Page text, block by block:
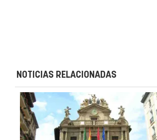
NOTICIAS RELACIONADAS